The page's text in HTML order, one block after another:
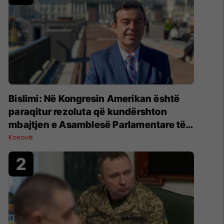
Bislimi: Në Kongresin Amerikan është
paraqitur rezoluta që kundërshton
mbajtjen e Asamblesë Parlamentare të
OSBE-së në Beograd
Kosovë